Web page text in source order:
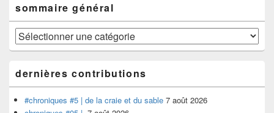
principale
de
widget
pour
la
latérale
sommaire général
sommaire
général
dernières contributions
#chroniques #5 | de la craie et du sable 7 août 2026